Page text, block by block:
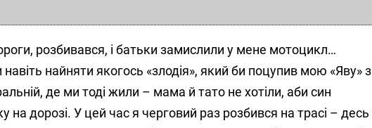
розбивався, і батьки замислили у мене мотоцикл…
найняти якогось «злодія», який би поцупив мою «Яву» з
де ми тоді жили – мама й тато не хотіли, аби син
на дорозі. У цей час я черговий раз розбився на трасі – десь